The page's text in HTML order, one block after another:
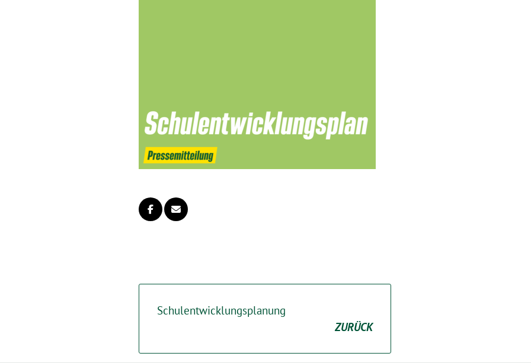
Schulentwicklungsplanung
ZURÜCK